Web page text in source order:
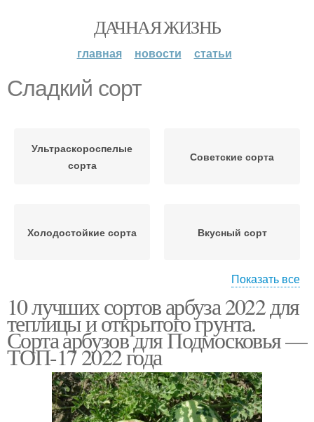
ДАЧНАЯ ЖИЗНЬ
главная новости статьи
Сладкий сорт
Ультраскороспелые
сорта
Советские сорта
Холодостойкие сорта Вкусный сорт
Ароматные сорта Вкусные сорта
Голландские сорта Ранние сорта
Показать все
10 лучших сортов арбуза 2022 для
теплицы и открытого грунта.
Сорта арбузов для Подмосковья —
ТОП-17 2022 года